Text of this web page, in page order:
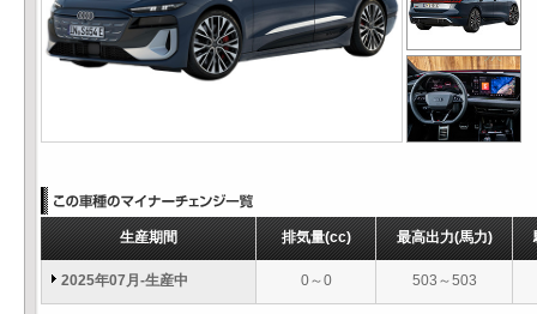
生産期間 排気量(cc) 最高出力(馬力)
2025年07月-生産中 0～0 503～503